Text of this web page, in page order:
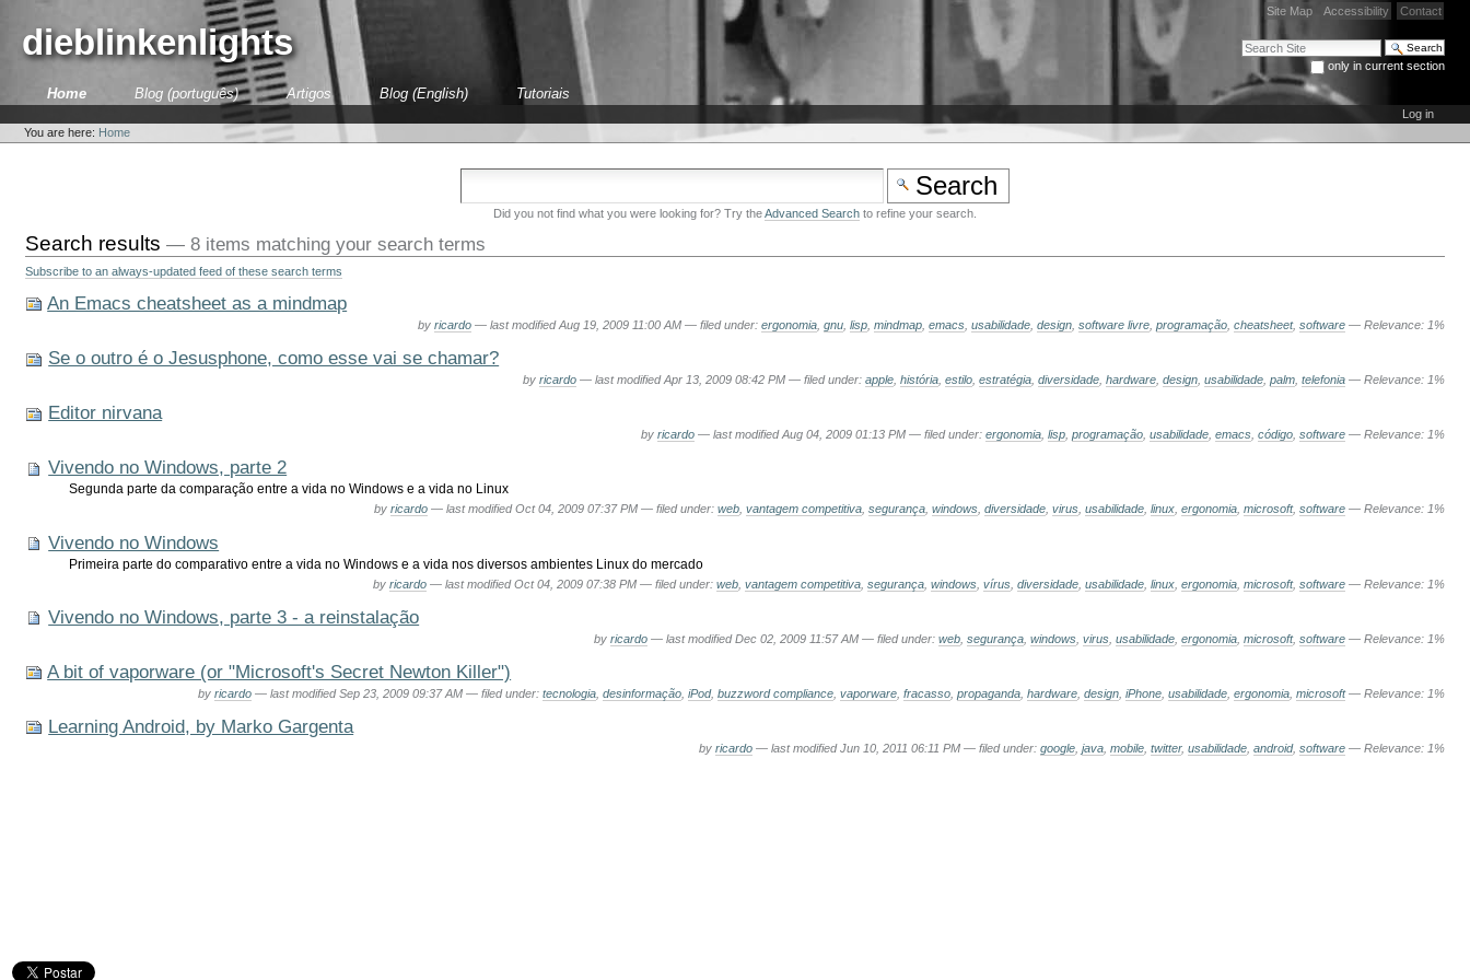
content.
Site Map Accessibility Contact
Search Site
only in current section
Advanced Search…
dieblinkenlights
SectionsHome Blog (português) Artigos Blog (English) Tutoriais
tools
Log in
You are here: Home
Did you not find what you were looking for? Try theAdvanced Search to refine your search.
Search results—8 items matching your search terms
Subscribe to an always-updated feed of these search terms
An Emacs cheatsheet as a mindmap
by ricardo — last modifiedAug 19, 2009 11:00 AM — filed under: ergonomia, gnu, lisp, mindmap, emacs, usabilidade, design, software livre, programação, cheatsheet, software — Relevance: 1%
Se o outro é o Jesusphone, como esse vai se chamar?
by ricardo — last modifiedApr 13, 2009 08:42 PM — filed under: apple, história, estilo, estratégia, diversidade, hardware, design, usabilidade, palm, telefonia — Relevance: 1%
Editor nirvana
by ricardo — last modifiedAug 04, 2009 01:13 PM — filed under: ergonomia, lisp, programação, usabilidade, emacs, código, software — Relevance: 1%
Vivendo no Windows, parte 2
Segunda parte da comparação entre a vida no Windows e a vida no Linux
by ricardo — last modifiedOct 04, 2009 07:37 PM — filed under: web, vantagem competitiva, segurança, windows, diversidade, virus, usabilidade, linux, ergonomia, microsoft, software — Relevance: 1%
Vivendo no Windows
Primeira parte do comparativo entre a vida no Windows e a vida nos diversos ambientes Linux do mercado
by ricardo — last modifiedOct 04, 2009 07:38 PM — filed under: web, vantagem competitiva, segurança, windows, vírus, diversidade, usabilidade, linux, ergonomia, microsoft, software — Relevance: 1%
Vivendo no Windows, parte 3 - a reinstalação
by ricardo — last modifiedDec 02, 2009 11:57 AM — filed under: web, segurança, windows, virus, usabilidade, ergonomia, microsoft, software — Relevance: 1%
A bit of vaporware (or "Microsoft's Secret Newton Killer")
by ricardo — last modifiedSep 23, 2009 09:37 AM — filed under: tecnologia, desinformação, iPod, buzzword compliance, vaporware, fracasso, propaganda, hardware, design, iPhone, usabilidade, ergonomia, microsoft — Relevance: 1%
Learning Android, by Marko Gargenta
by ricardo — last modifiedJun 10, 2011 06:11 PM — filed under: google, java, mobile, twitter, usabilidade, android, software — Relevance: 1%